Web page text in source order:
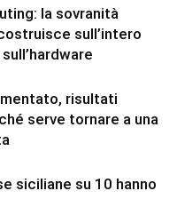
la sovranità
sull’intero
risultati
serve tornare a una
siciliane su 10 hanno